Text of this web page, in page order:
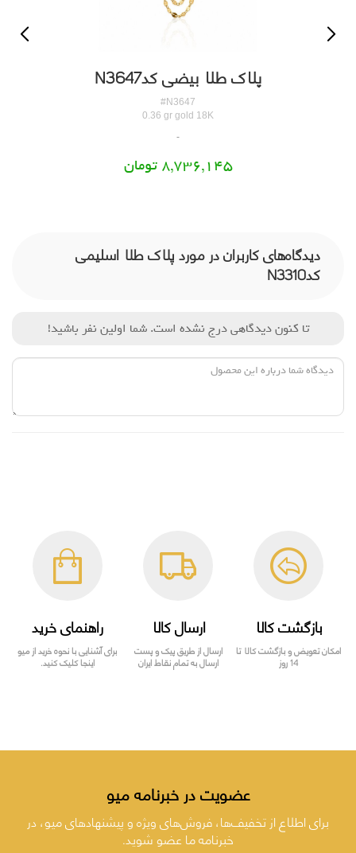
پلاک طلا بیضی کدN3647
#N3647
0.36 gr gold 18K
8,736,145 تومان
دیدگاه‌های کاربران در مورد پلاک طلا اسلیمی
کدN3310
تا کنون دیدگاهی درج نشده است. شما اولین نفر باشید!
بازگشت کالا
امکان تعویض و بازگشت کالا تا
14 روز
ارسال کالا
ارسال از طریق پیک و پست
ارسال به تمام نقاط ایران
راهنمای خرید
برای آشنایی با نحوه خرید از میو
اینجا کلیک کنید.
عضویت در خبرنامه میو
برای اطلاع از تخفیف‌ها، فروش‌های ویژه و پیشنهادهای میو، در
خبرنامه ما عضو شوید.